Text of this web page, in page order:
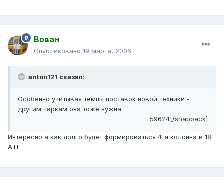
Вован
Опубликовано 19 марта, 2006
anton121 сказал:
Особенно учитывая темпы поставок новой техники -
другим паркам она тоже нужна.
59624[/snapback]
Интересно а как долго будет формироваться 4-я колонна в 18
А.П.